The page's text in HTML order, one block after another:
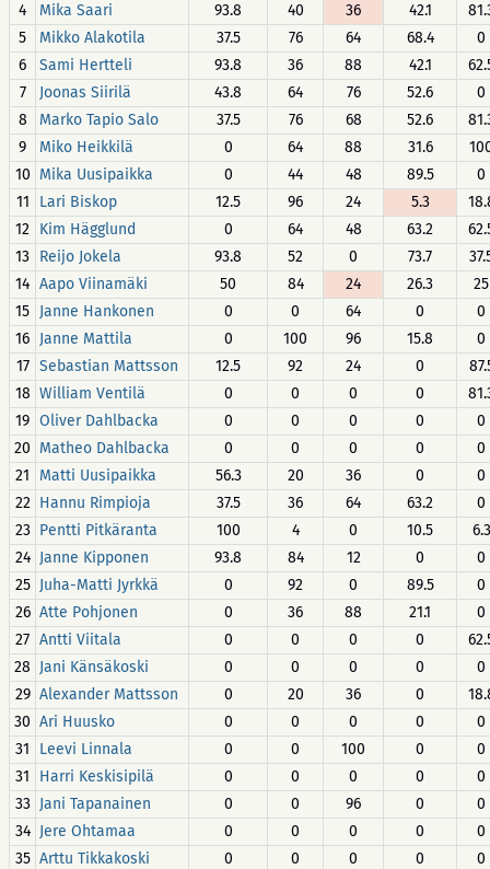
4
Mika Saari 93.8 40 36 42.1
5
Mikko Alakotila 37.5 76 64 68.4
0
6
Sami Hertteli 93.8 36 88 42.1
7
Joonas Siirilä 43.8 64 76 52.6
0
8
Marko Tapio Salo 37.5 76 68 52.6
9
Miko Heikkilä 0 64 88 31.6
10 Mika Uusipaikka 0 44 48 89.5
0
11
Lari Biskop 12.5 96 24 5.3
12 Kim Hägglund 0 64 48 63.2
13 Reijo Jokela 93.8 52 0 73.7
14 Aapo Viinamäki 50 84 24 26.3
25
15 Janne Hankonen 0 0 64 0
0
16 Janne Mattila 0 100 96 15.8
0
17 Sebastian Mattsson 12.5 92 24 0
18 William Ventilä 0 0 0 0
19 Oliver Dahlbacka 0 0 0 0
0
20 Matheo Dahlbacka 0 0 0 0
0
21
Matti Uusipaikka 56.3 20 36 0
0
22 Hannu Rimpioja 37.5 36 64 63.2
0
23 Pentti Pitkäranta 100 4 0 10.5
6.3
24 Janne Kipponen 93.8 84 12 0
0
25 Juha-Matti Jyrkkä 0 92 0 89.5
0
26 Atte Pohjonen 0 36 88 21.1
0
27 Antti Viitala 0 0 0 0
28 Jani Känsäkoski 0 0 0 0
0
29 Alexander Mattsson 0 20 36 0
30 Ari Huusko 0 0 0 0
0
31
Leevi Linnala 0 0 100 0
0
31
Harri Keskisipilä 0 0 0 0
0
33 Jani Tapanainen 0 0 96 0
0
34 Jere Ohtamaa 0 0 0 0
0
35 Arttu Tikkakoski 0 0 0 0
0